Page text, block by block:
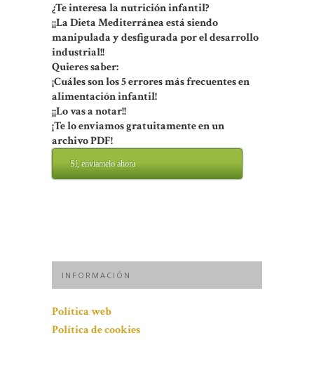
¿Te interesa la nutrición infantil?
¡¡La Dieta Mediterránea está siendo
manipulada y desfigurada por el desarrollo
industrial!!
Quieres saber:
¡Cuáles son los 5 errores más frecuentes en
alimentación infantil!
¡¡Lo vas a notar!!
¡Te lo enviamos gratuitamente en un
archivo PDF!
Sí, enviamelo ahora
INFORMACIÓN
Política web
Política de cookies